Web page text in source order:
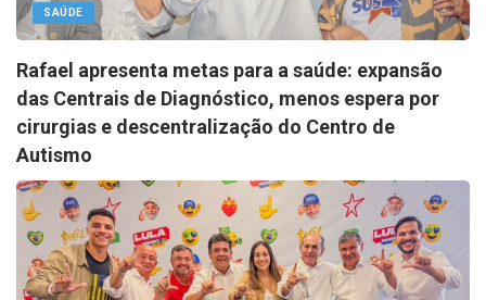
SAÚDE
Rafael apresenta metas para a saúde: expansão
das Centrais de Diagnóstico, menos espera por
cirurgias e descentralização do Centro de
Autismo